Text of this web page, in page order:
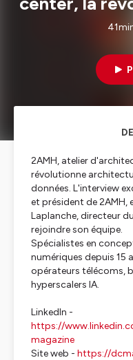
& Philippe
2AMH, atelier
révolutionne
données. L'interview
et président de 2AMH,
Laplanche, directeur
rejoindre son équipe.
Spécialistes en
numériques depuis 15
opérateurs télécoms,
hyperscalers IA.
LinkedIn -
https://
magazine
Site web - https://